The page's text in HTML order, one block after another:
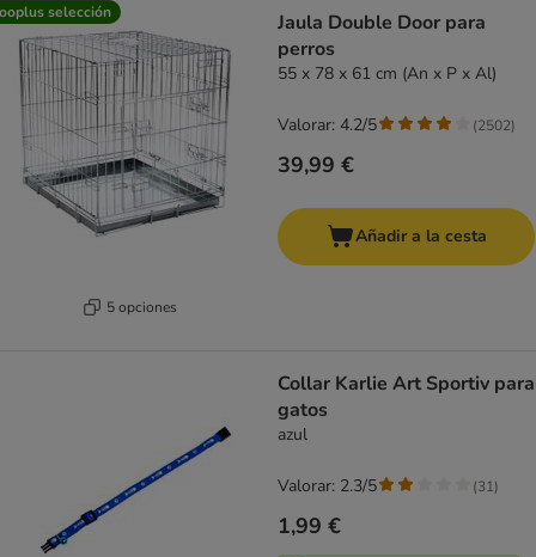
selección
5 opciones
Jaula Double Door para
perros
55 x 78 x 61 cm (An x P x Al)
39,99 €
Valorar: 4.2/5 (2502)
Añadir a la cesta
Collar Karlie Art Sportiv para
gatos
azul
1,99 €
Valorar: 2.3/5 (31)